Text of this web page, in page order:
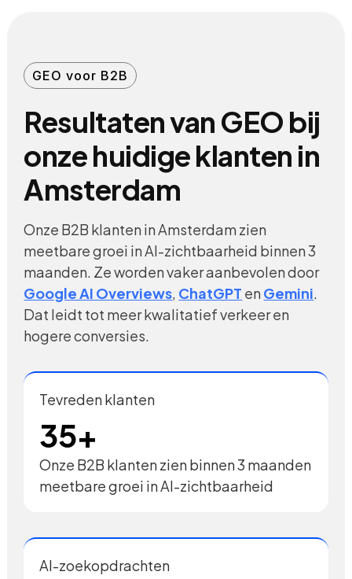
GEO voor B2B
Resultaten van GEO bij
onze huidige klanten in
Amsterdam
Onze B2B klanten in Amsterdam zien
meetbare groei in AI-zichtbaarheid binnen 3
maanden. Ze worden vaker aanbevolen door
Google AI Overviews, ChatGPT en Gemini.
Dat leidt tot meer kwalitatief verkeer en
hogere conversies.
Tevreden klanten
35+
Onze B2B klanten zien binnen 3 maanden
meetbare groei in AI-zichtbaarheid
AI-zoekopdrachten